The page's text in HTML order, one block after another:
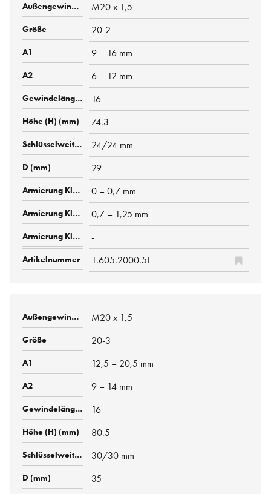
M20 x 1,5
20-2
9 – 16 mm
6 – 12 mm
16
74.3
24/24 mm
29
0 – 0,7 mm
0,7 – 1,25 mm
-
1.605.2000.51
M20 x 1,5
20-3
12,5 – 20,5 mm
9 – 14 mm
16
80.5
30/30 mm
35